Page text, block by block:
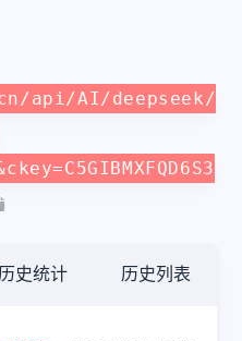
api/AI/deepseek/
历史统计 历史列表